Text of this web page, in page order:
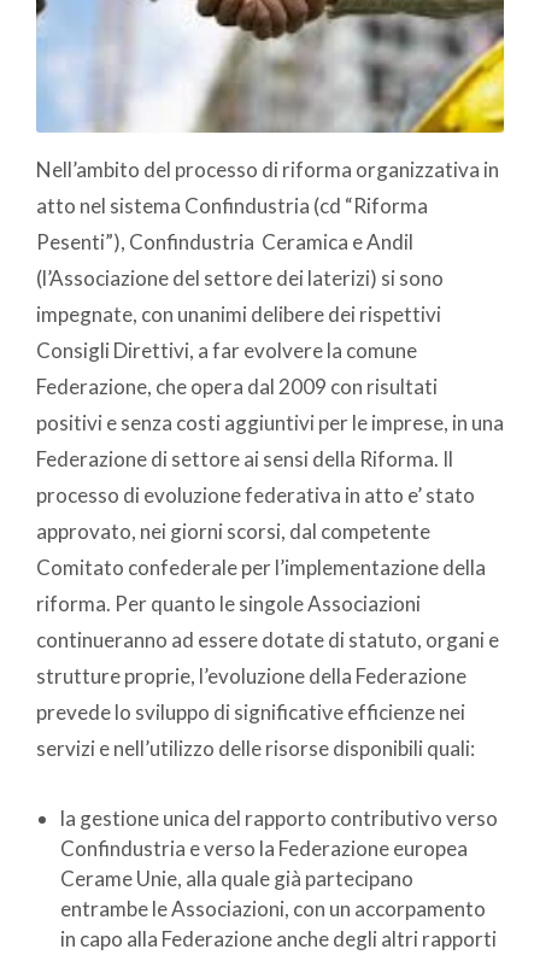
Nell’ambito del processo di riforma organizzativa in
atto nel sistema Confindustria (cd “Riforma
Pesenti”), Confindustria Ceramica e Andil
(l’Associazione del settore dei laterizi) si sono
impegnate, con unanimi delibere dei rispettivi
Consigli Direttivi, a far evolvere la comune
Federazione, che opera dal 2009 con risultati
positivi e senza costi aggiuntivi per le imprese, in una
Federazione di settore ai sensi della Riforma. Il
processo di evoluzione federativa in atto e’ stato
approvato, nei giorni scorsi, dal competente
Comitato confederale per l’implementazione della
riforma. Per quanto le singole Associazioni
continueranno ad essere dotate di statuto, organi e
strutture proprie, l’evoluzione della Federazione
prevede lo sviluppo di significative efficienze nei
servizi e nell’utilizzo delle risorse disponibili quali:
la gestione unica del rapporto contributivo verso
Confindustria e verso la Federazione europea
Cerame Unie, alla quale già partecipano
entrambe le Associazioni, con un accorpamento
in capo alla Federazione anche degli altri rapporti